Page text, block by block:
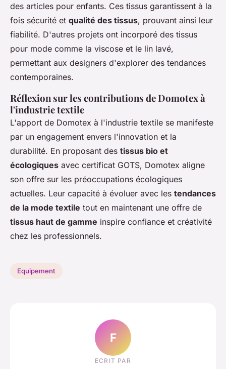
des articles pour enfants. Ces tissus garantissent à la
fois sécurité et qualité des tissus, prouvant ainsi leur
fiabilité. D'autres projets ont incorporé des tissus
pour mode comme la viscose et le lin lavé,
permettant aux designers d'explorer des tendances
contemporaines.
Réflexion sur les contributions de Domotex à
l'industrie textile
L'apport de Domotex à l'industrie textile se manifeste
par un engagement envers l'innovation et la
durabilité. En proposant des tissus bio et
écologiques avec certificat GOTS, Domotex aligne
son offre sur les préoccupations écologiques
actuelles. Leur capacité à évoluer avec les tendances
de la mode textile tout en maintenant une offre de
tissus haut de gamme inspire confiance et créativité
chez les professionnels.
Equipement
F
ECRIT PAR